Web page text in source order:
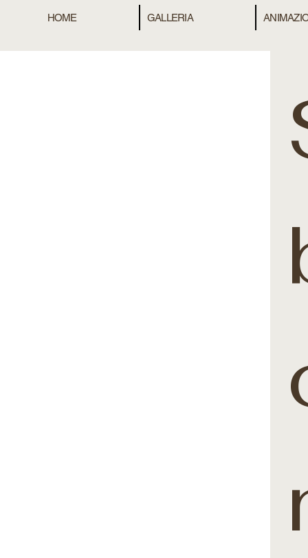
HOME GALLERIA